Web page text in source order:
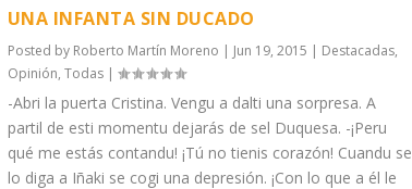
UNA INFANTA SIN DUCADO
Posted by Roberto Martín Moreno | Jun 19, 2015 | Destacadas,
Opinión, Todas|
-Abri la puerta Cristina. Vengu a dalti una sorpresa. A
partil de esti momentu dejarás de sel Duquesa. -¡Peru
qué me estás contandu! ¡Tú no tienis corazón! Cuandu se
lo diga a Iñaki se cogi una depresión. ¡Con lo que a él le